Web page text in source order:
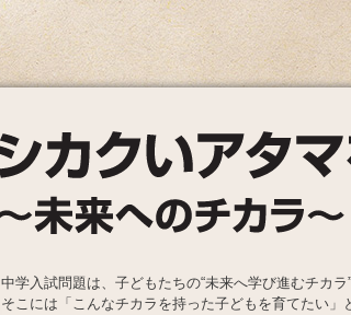
中学入試問題は、子どもたちの“未来へ学び進むチカラ
そこには「こんなチカラを持った子どもを育てたい」